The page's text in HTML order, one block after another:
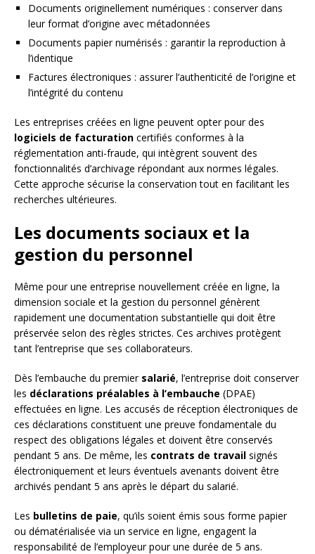
Documents originellement numériques : conserver dans
leur format d’origine avec métadonnées
Documents papier numérisés : garantir la reproduction à
l’identique
Factures électroniques : assurer l’authenticité de l’origine et
l’intégrité du contenu
Les entreprises créées en ligne peuvent opter pour des
logiciels de facturation certifiés conformes à la
réglementation anti-fraude, qui intègrent souvent des
fonctionnalités d’archivage répondant aux normes légales.
Cette approche sécurise la conservation tout en facilitant les
recherches ultérieures.
Les documents sociaux et la
gestion du personnel
Même pour une entreprise nouvellement créée en ligne, la
dimension sociale et la gestion du personnel génèrent
rapidement une documentation substantielle qui doit être
préservée selon des règles strictes. Ces archives protègent
tant l’entreprise que ses collaborateurs.
Dès l’embauche du premier salarié, l’entreprise doit conserver
les déclarations préalables à l’embauche (DPAE)
effectuées en ligne. Les accusés de réception électroniques de
ces déclarations constituent une preuve fondamentale du
respect des obligations légales et doivent être conservés
pendant 5 ans. De même, les contrats de travail signés
électroniquement et leurs éventuels avenants doivent être
archivés pendant 5 ans après le départ du salarié.
Les bulletins de paie, qu’ils soient émis sous forme papier
ou dématérialisée via un service en ligne, engagent la
responsabilité de l’employeur pour une durée de 5 ans.